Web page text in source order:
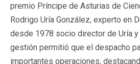
premio Príncipe de Asturias de
Rodrigo Uría González, experto en
desde 1978 socio director de Uría y
gestión permitió que el despacho
importantes operaciones,